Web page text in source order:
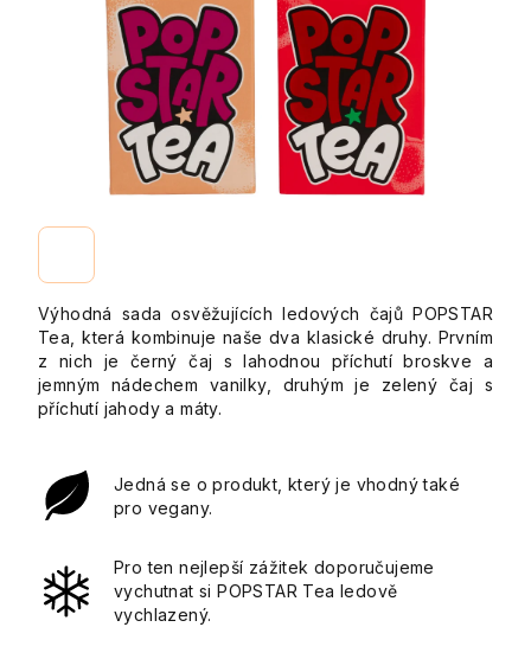
Výhodná sada osvěžujících ledových čajů POPSTAR
Tea, která kombinuje naše dva klasické druhy. Prvním
z nich je černý čaj s lahodnou příchutí broskve a
jemným nádechem vanilky, druhým je zelený čaj s
příchutí jahody a máty.
Jedná se o produkt, který je vhodný také
pro vegany.
Pro ten nejlepší zážitek doporučujeme
vychutnat si POPSTAR Tea ledově
vychlazený.